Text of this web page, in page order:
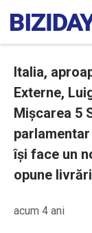
Italia,
Externe,
Mișcarea 5
își face un
opune
acum 4 ani